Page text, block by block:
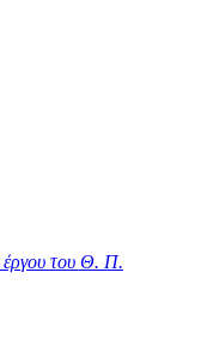
έργου του Θ. Π.